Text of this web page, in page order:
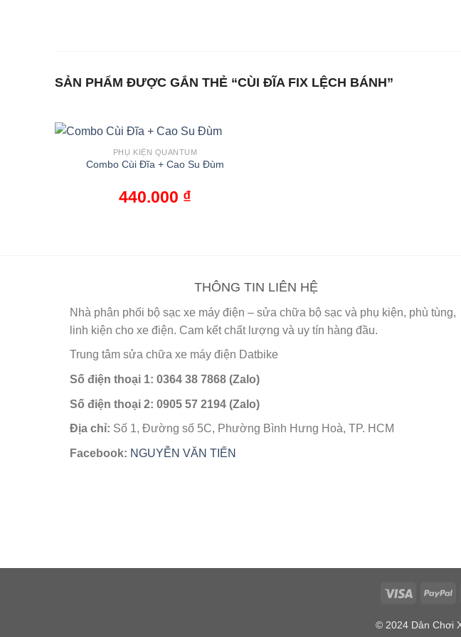
SẢN PHẨM ĐƯỢC GẮN THẺ “CÙI ĐĨA FIX LỆCH BÁNH”
PHỤ KIỆN QUANTUM
Combo Cùi Đĩa + Cao Su Đùm
440.000 ₫
THÔNG TIN LIÊN HỆ
Nhà phân phối bộ sạc xe máy điện – sửa chữa bộ sạc và phụ kiện, phù tùng,
linh kiện cho xe điện. Cam kết chất lượng và uy tín hàng đầu.
Trung tâm sửa chữa xe máy điện Datbike
Số điện thoại 1: 0364 38 7868 (Zalo)
Số điện thoại 2: 0905 57 2194 (Zalo)
Địa chỉ: Số 1, Đường số 5C, Phường Bình Hưng Hoà, TP. HCM
Facebook: NGUYỄN VĂN TIẾN
© 2024 Dân Chơi